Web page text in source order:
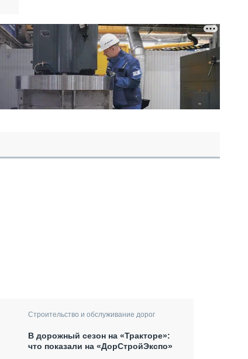
Строительство и обслуживание дорог
В дорожный сезон на «Тракторе»:
что показали на «ДорСтройЭкспо»